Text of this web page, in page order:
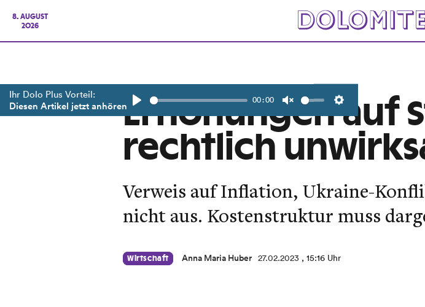
8. AUGUST
2026
Ihr Dolo Plus Vorteil:
Diesen Artikel jetzt anhören 00:00
Settings
Erhöhungen auf
rechtlich
Verweis auf Inflation, Ukraine-
nicht aus. Kostenstruktur muss
Wirtschaft Anna Maria Huber 27.02.2023 , 15:16 Uhr